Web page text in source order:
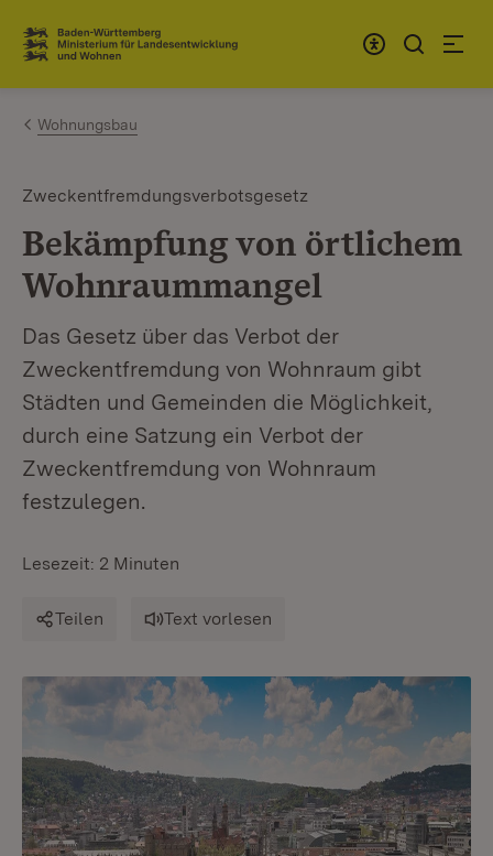
Zum Inhalt springen
Link zur Startseite
Wohnungsbau
Zweckentfremdungsverbotsgesetz
Bekämpfung von örtlichem
Wohnraummangel
Das Gesetz über das Verbot der
Zweckentfremdung von Wohnraum gibt
Städten und Gemeinden die Möglichkeit,
durch eine Satzung ein Verbot der
Zweckentfremdung von Wohnraum
festzulegen.
Lesezeit: 2 Minuten
Teilen Text vorlesen